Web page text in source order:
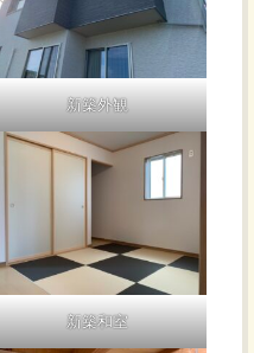
新築外観
新築和室